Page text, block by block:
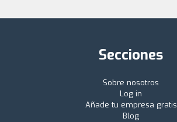
Secciones
Sobre nosotros
Log in
Añade tu empresa gratis
Blog